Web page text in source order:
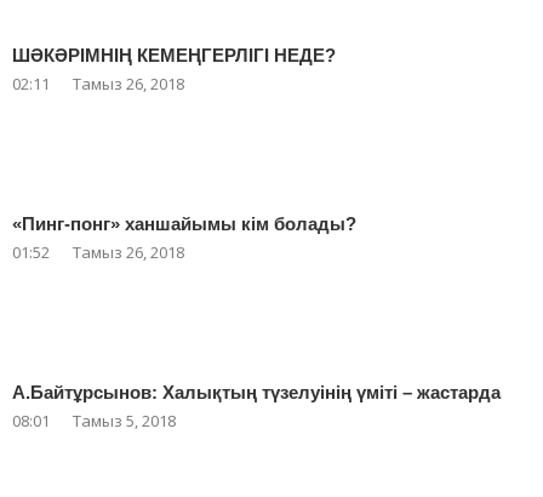
ШӘКӘРІМНІҢ КЕМЕҢГЕРЛІГІ НЕДЕ?
02:11 Тамыз 26, 2018
«Пинг-понг» ханшайымы кім болады?
01:52 Тамыз 26, 2018
А.Байтұрсынов: Халықтың түзелуінің үміті – жастарда
08:01 Тамыз 5, 2018